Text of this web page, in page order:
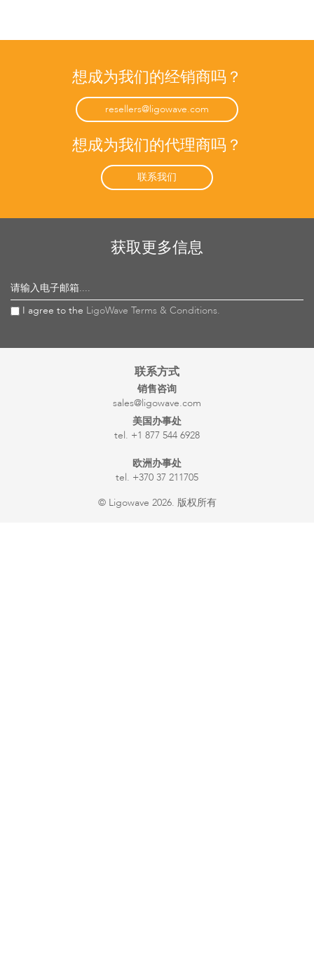
LigoDLBac
想成为我们的经销商吗？
resellers@ligowave.com
想成为我们的代理商吗？
联系我们
获取更多信息
请输入电子邮箱....
I agree to the LigoWave Terms & Conditions.
联系方式
销售咨询
sales@ligowave.com
美国办事处
tel. +1 877 544 6928
欧洲办事处
tel. +370 37 211705
© Ligowave 2026. 版权所有